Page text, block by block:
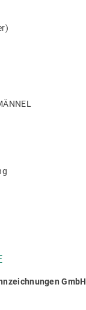
GmbH